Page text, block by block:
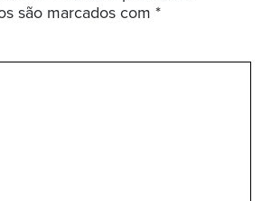
são marcados com *